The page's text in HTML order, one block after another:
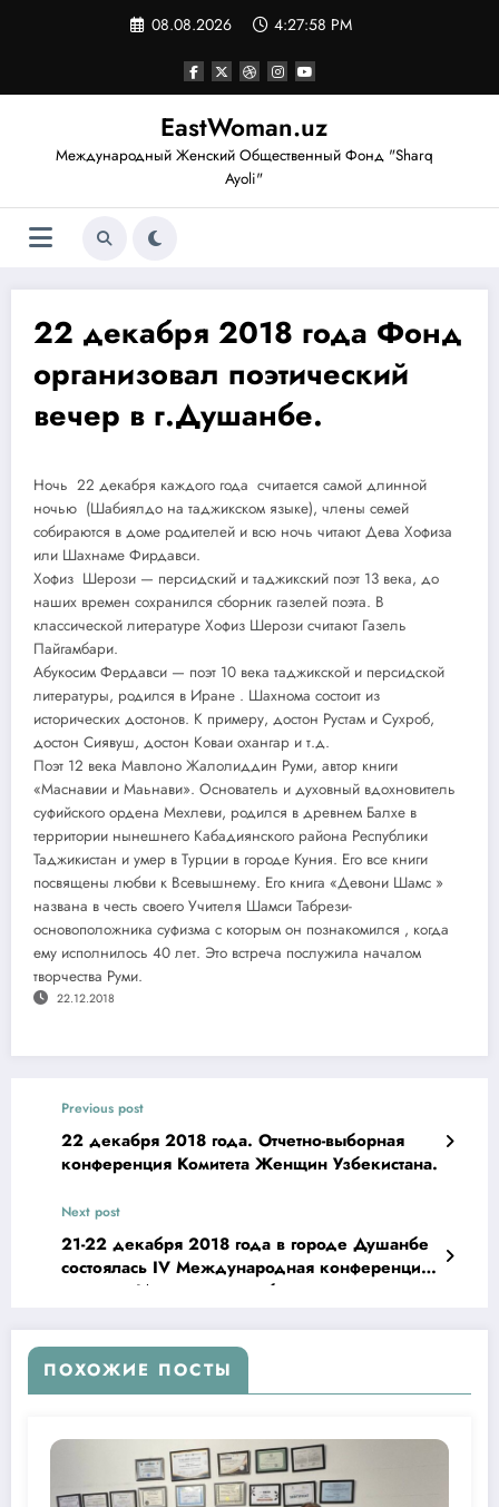
08.08.2026 4:27:59 PM
EastWoman.uz
Международный Женский Общественный Фонд "Sharq
Ayoli"
22 декабря 2018 года Фонд
организовал поэтический
вечер в г.Душанбе.
Ночь 22 декабря каждого года считается самой длинной
ночью (Шабиялдо на таджикском языке), члены семей
собираются в доме родителей и всю ночь читают Дева Хофиза
или Шахнаме Фирдавси.
Хофиз Шерози — персидский и таджикский поэт 13 века, до
наших времен сохранился сборник газелей поэта. В
классической литературе Хофиз Шерози считают Газель
Пайгамбари.
Абукосим Фердавси — поэт 10 века таджикской и персидской
литературы, родился в Иране . Шахнома состоит из
исторических достонов. К примеру, достон Рустам и Сухроб,
достон Сиявуш, достон Коваи охангар и т.д.
Поэт 12 века Мавлоно Жалолиддин Руми, автор книги
«Маснавии и Маьнави». Основатель и духовный вдохновитель
суфийского ордена Мехлеви, родился в древнем Балхе в
территории нынешнего Кабадиянского района Республики
Таджикистан и умер в Турции в городе Куния. Его все книги
посвящены любви к Всевышнему. Его книга «Девони Шамс »
названа в честь своего Учителя Шамси Табрези-
основоположника суфизма с которым он познакомился , когда
ему исполнилось 40 лет. Это встреча послужила началом
творчества Руми.
22.12.2018
Previous post
22 декабря 2018 года. Отчетно-выборная
конференция Комитета Женщин Узбекистана.
Next post
21-22 декабря 2018 года в городе Душанбе
состоялась IV Международная конференция
на тему «Инклюзивное образование:
ПОХОЖИЕ ПОСТЫ